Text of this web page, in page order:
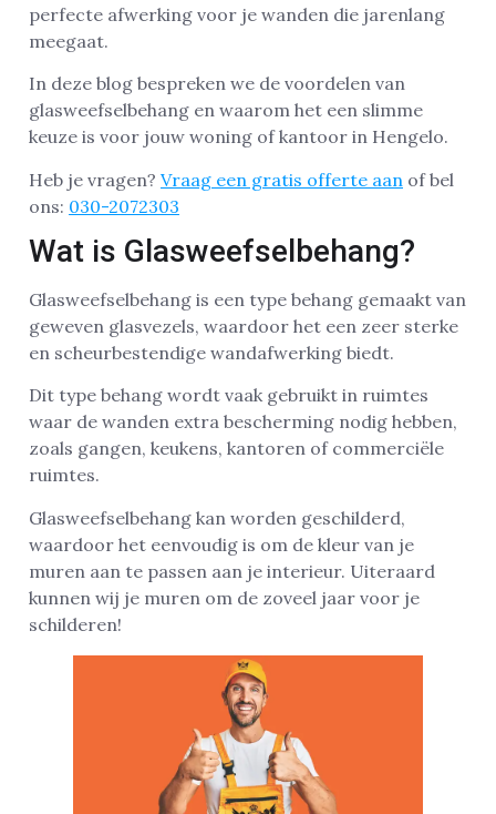
perfecte afwerking voor je wanden die jarenlang
meegaat.
In deze blog bespreken we de voordelen van
glasweefselbehang en waarom het een slimme
keuze is voor jouw woning of kantoor in Hengelo.
Heb je vragen? Vraag een gratis offerte aan of bel
ons: 030-2072303
Wat is Glasweefselbehang?
Glasweefselbehang is een type behang gemaakt van
geweven glasvezels, waardoor het een zeer sterke
en scheurbestendige wandafwerking biedt.
Dit type behang wordt vaak gebruikt in ruimtes
waar de wanden extra bescherming nodig hebben,
zoals gangen, keukens, kantoren of commerciële
ruimtes.
Glasweefselbehang kan worden geschilderd,
waardoor het eenvoudig is om de kleur van je
muren aan te passen aan je interieur. Uiteraard
kunnen wij je muren om de zoveel jaar voor je
schilderen!